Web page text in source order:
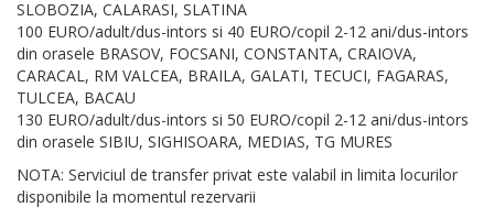
SLOBOZIA, CALARASI, SLATINA
100 EURO/adult/dus-intors si 40 EURO/copil 2-12 ani/dus-intors
din orasele BRASOV, FOCSANI, CONSTANTA, CRAIOVA,
CARACAL, RM VALCEA, BRAILA, GALATI, TECUCI, FAGARAS,
TULCEA, BACAU
130 EURO/adult/dus-intors si 50 EURO/copil 2-12 ani/dus-intors
din orasele SIBIU, SIGHISOARA, MEDIAS, TG MURES
NOTA: Serviciul de transfer privat este valabil in limita locurilor
disponibile la momentul rezervarii